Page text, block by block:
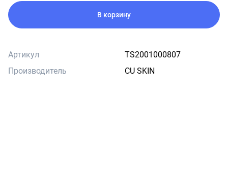
В корзину
Артикул
TS2001000807
Производитель
CU SKIN